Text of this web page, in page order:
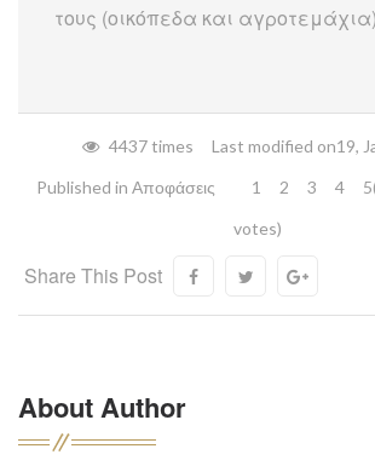
τους (οικόπεδα και
4437 times
Last modified on19,
Published in Αποφάσεις 1 2 3 4 5
votes)
Share This Post
About Author